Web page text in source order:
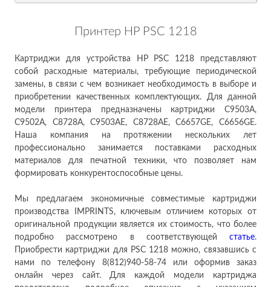
Принтер HP PSC 1218
Картриджи для устройства HP PSC 1218 представляют
собой расходные материалы, требующие периодической
замены, в связи с чем возникает необходимость в выборе и
приобретении качественных комплектующих. Для данной
модели принтера предназначены картриджи C9503A,
C9502A, C8728A, C9503AE, C8728AE, C6657GE, C6656GE.
Наша компания на протяжении нескольких лет
профессионально занимается поставками расходных
материалов для печатной техники, что позволяет нам
формировать конкурентоспособные цены.
Мы предлагаем экономичные совместимые картриджи
производства IMPRINTS, ключевым отличием которых от
оригинальной продукции является их стоимость, что более
подробно рассмотрено в соответствующей статье.
Приобрести картриджи для PSC 1218 можно, связавшись с
нами по телефону 8(812)940-58-74 или оформив заказ
онлайн через сайт. Для каждой модели картриджа